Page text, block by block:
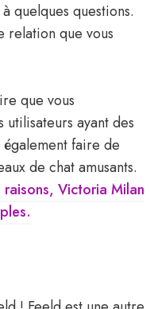
quelques questions.
relation que vous
que vous
ayant des
faire de
de chat amusants.
raisons, Victoria Milan